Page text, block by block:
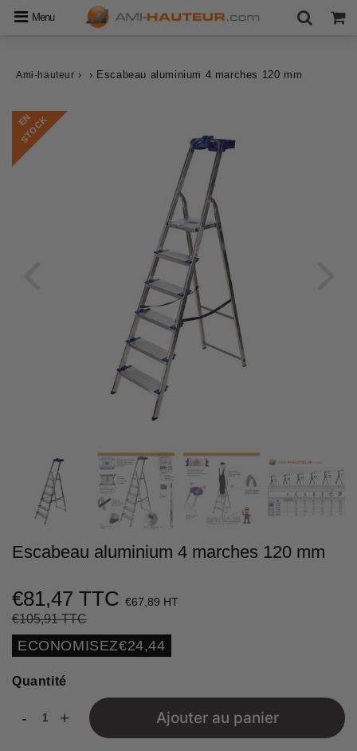
Menu
Ami-hauteur › › Escabeau aluminium 4 marches 120 mm
E
N
S
T
O
C
K
Escabeau aluminium 4 marches 120 mm
€81,47 TTC €67,89 HT
€105,91 TTC
régulier
réduit
Unit
price
ECONOMISEZ€24,44
Quantité
- + Ajouter au panier